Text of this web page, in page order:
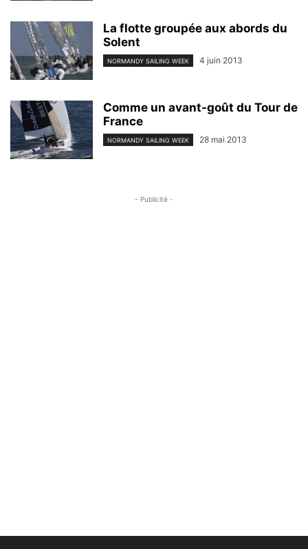
La flotte groupée aux abords du
Solent
NORMANDY SAILING WEEK 4 juin 2013
Comme un avant-goût du Tour de
France
NORMANDY SAILING WEEK 28 mai 2013
- Publicité -